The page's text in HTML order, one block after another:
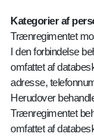
Kategorier af
Trænregimentet
I den forbindelse
omfattet af
adresse,
Herudover
Trænregimentet
omfattet af